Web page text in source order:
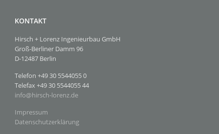
KONTAKT
Hirsch + Lorenz Ingenieurbau GmbH
Groß-Berliner Damm 96
D-12487 Berlin
Telefon +49 30 5544055 0
Telefax +49 30 5544055 44
info@hirsch-lorenz.de
Impressum
Datenschutzerklärung